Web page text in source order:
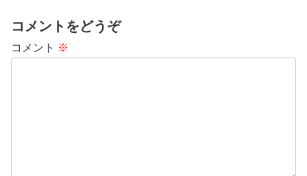
コメントをどうぞ
コメント ※